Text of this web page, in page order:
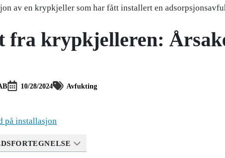
fra krypkjelleren:
10/28/2024 Avfukting
på installasjon